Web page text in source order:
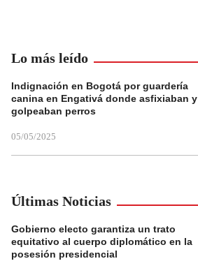
Lo más leído
Indignación en Bogotá por guardería
canina en Engativá donde asfixiaban y
golpeaban perros
05/05/2025
Últimas Noticias
Gobierno electo garantiza un trato
equitativo al cuerpo diplomático en la
posesión presidencial